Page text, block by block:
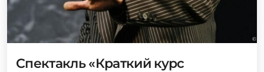
Спектакль «Краткий курс